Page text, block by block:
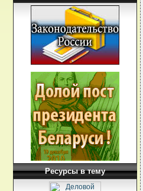
Ресурсы в тему